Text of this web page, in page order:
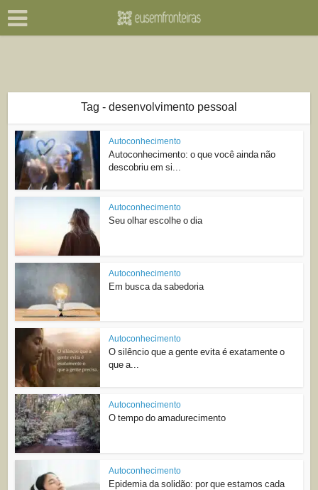
Tag - desenvolvimento pessoal
Autoconhecimento
Autoconhecimento: o que você ainda não
descobriu em si...
Autoconhecimento
Seu olhar escolhe o dia
Autoconhecimento
Em busca da sabedoria
Autoconhecimento
O silêncio que a gente evita é exatamente o
que a...
Autoconhecimento
O tempo do amadurecimento
Autoconhecimento
Epidemia da solidão: por que estamos cada